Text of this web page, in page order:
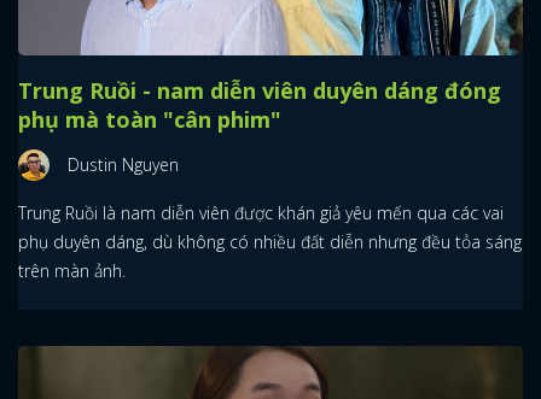
Trung Ruồi - nam diễn viên duyên dáng đóng
phụ mà toàn "cân phim"
Dustin Nguyen
Trung Ruồi là nam diễn viên được khán giả yêu mến qua các vai
phụ duyên dáng, dù không có nhiều đất diễn nhưng đều tỏa sáng
trên màn ảnh.